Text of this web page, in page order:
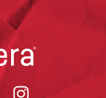
Lourdes
en el
una tarde de fe
y una hermosa
inolvidable!
Ticketera